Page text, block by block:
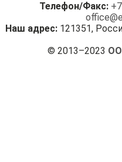
Телефон/Факс:
Наш адрес: 121351,
© 2013–2023